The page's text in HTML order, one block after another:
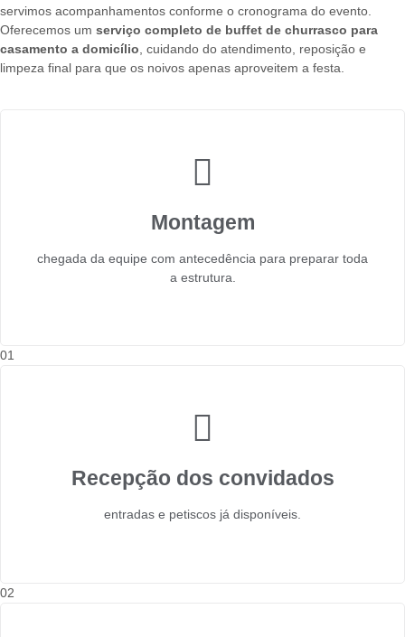
servimos acompanhamentos conforme o cronograma do evento.
Oferecemos um serviço completo de buffet de churrasco para
casamento a domicílio , cuidando do atendimento, reposição e
limpeza final para que os noivos apenas aproveitem a festa.
Montagem
chegada da equipe com antecedência para preparar toda
a estrutura.
01
Recepção dos convidados
entradas e petiscos já disponíveis.
02